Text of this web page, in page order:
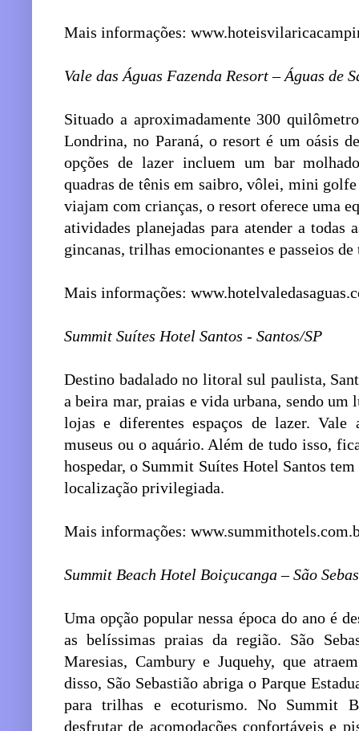
Mais informações:
Vale das Águas Fazenda Resort – Águas de
Situado a aproximadamente 300
Londrina, no Paraná, o resort é um oásis
opções de lazer incluem um bar
quadras de tênis em saibro, vôlei, mini
viajam com crianças, o resort oferece uma
atividades planejadas para atender a todas
gincanas, trilhas emocionantes e passeios
Mais informações:
Summit Suítes Hotel Santos - Santos/SP
Destino badalado no litoral sul paulista,
a beira mar, praias e vida urbana, sendo um
lojas e diferentes espaços de lazer.
museus ou o aquário. Além de tudo isso,
hospedar, o Summit Suítes Hotel Santos
localização privilegiada.
Mais informações:
Summit Beach Hotel Boiçucanga – São
Uma opção popular nessa época do ano é
as belíssimas praias da região. São
Maresias, Cambury e Juquehy, que
disso, São Sebastião abriga o Parque
para trilhas e ecoturismo. No Summit
desfrutar de acomodações confortáveis e